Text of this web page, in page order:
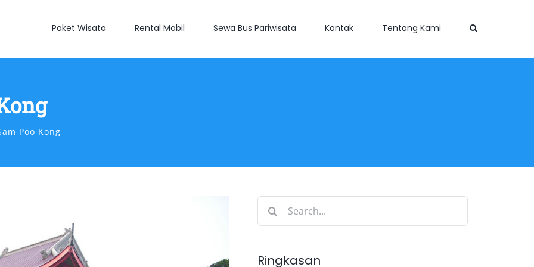
Paket Wisata Rental Mobil Sewa Bus Pariwisata Kontak Tentang Kami
Poo Kong
Search
Ringkasan